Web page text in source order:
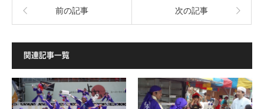
前の記事 次の記事
関連記事一覧